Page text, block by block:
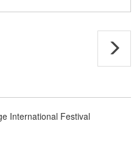
International Festival